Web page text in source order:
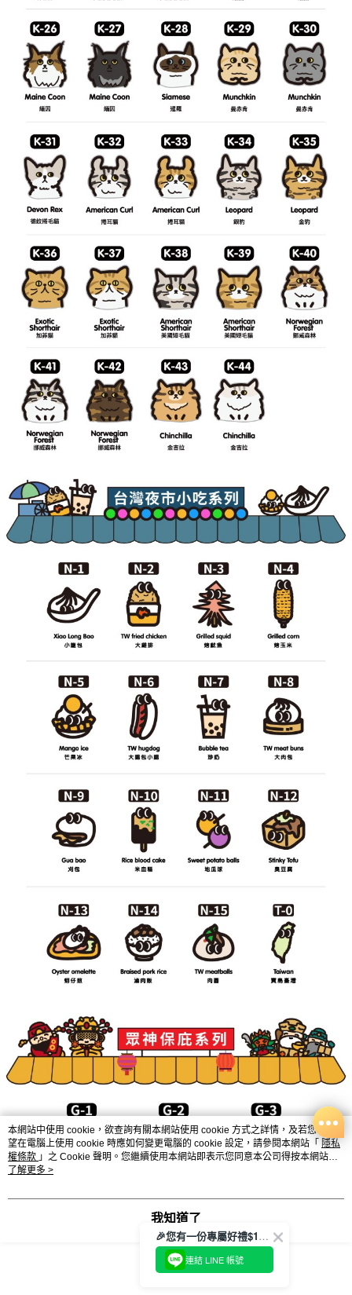
本網站中使用 cookie，欲查詢有關本網站使用 cookie 方式之詳情，及若您不希
望在電腦上使用 cookie 時應如何變更電腦的 cookie 設定，請參閱本網站「 隱私
權條款 」之 Cookie 聲明。您繼續使用本網站即表示您同意本公司得按本網站使
用條款之 Cookie 聲明使用 cookie。
了解更多 >
我知道了
🎉您有一份專屬好禮$100正等著您🎁
連結 LINE 帳號